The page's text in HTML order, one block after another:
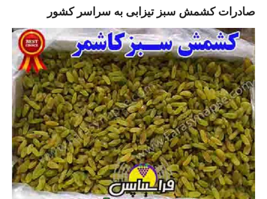
صادرات کشمش سبز تیزابی به سراسر کشور